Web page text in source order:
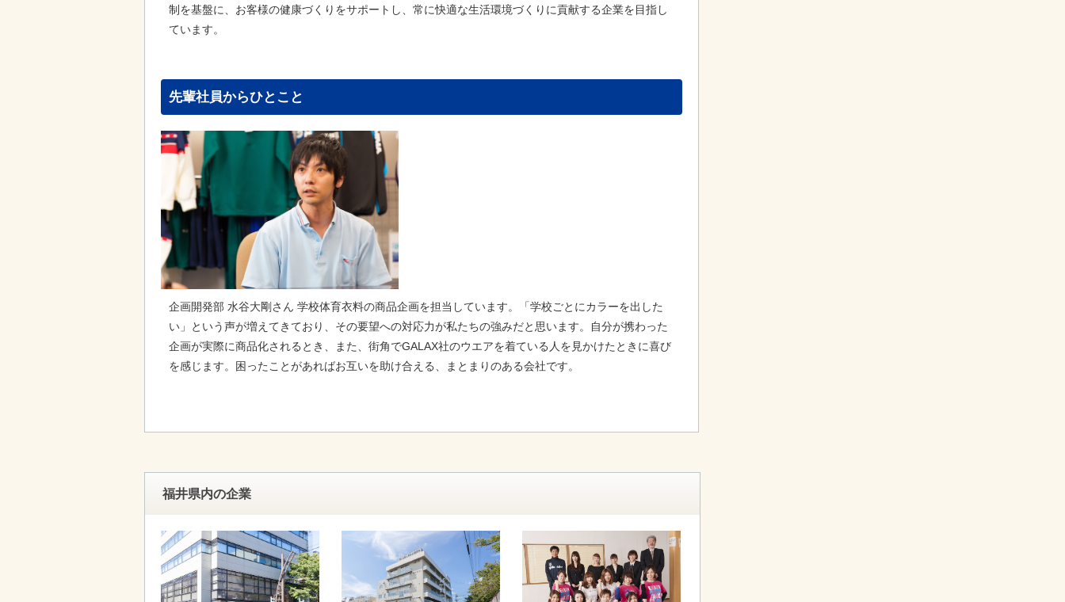
制を基盤に、お客様の健康づくりをサポートし、常に快適な生活環境づくりに貢献する企業を目指し
ています。
先輩社員からひとこと
企画開発部 水谷大剛さん 学校体育衣料の商品企画を担当しています。「学校ごとにカラーを出した
い」という声が増えてきており、その要望への対応力が私たちの強みだと思います。自分が携わった
企画が実際に商品化されるとき、また、街角でGALAX社のウエアを着ている人を見かけたときに喜び
を感じます。困ったことがあればお互いを助け合える、まとまりのある会社です。
福井県内の企業